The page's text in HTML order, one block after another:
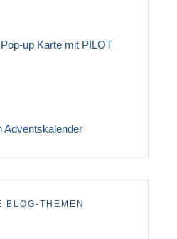
up Karte mit PILOT
Adventskalender
BLOG-THEMEN